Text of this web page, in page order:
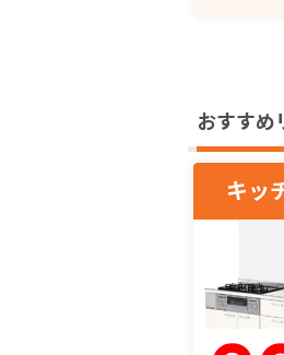
おすすめ
キッ